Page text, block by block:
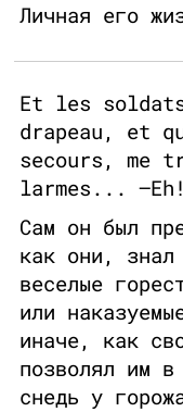
Личная его
Et les
drapeau, et
secours, me
larmes... —Eh!
Сам он был
как они, знал
веселые
или
иначе, как
позволял им
снедь у